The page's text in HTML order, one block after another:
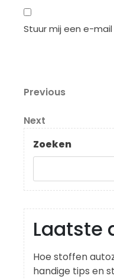
Stuur mij een e-
Previous
Previous
Next
Post
Next
Zoeken
Laatste
Hoe stoffen
handige tips en